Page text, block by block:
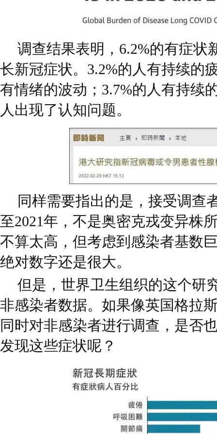
调查结果表明，6.2%的有症状
长新冠症状。3.2%的人有持续的
有情绪的波动；3.7%的人有持续
人出现了认知问题。
同样需要指出的是，接受调查
至2021年，不是奥密克戎变异株
不算太高，但考虑到感染者基数
绝对数字还是很大。
但是，世界卫生组织的这个研
非感染者数据。如果像英国格拉
同时对非感染者进行调查，是否
发现这些症状呢？